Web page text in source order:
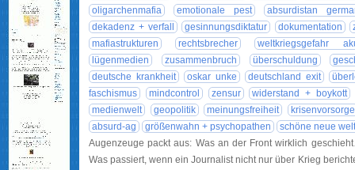
oligarchenmafia
emotionale pest
absurdistan
dekadenz + verfall
gesinnungsdiktatur dokumentation
mafiastrukturen
rechtsbrecher
weltkriegsgefahr
lügenmedien
zusammenbruch überschuldung
deutsche krankheit
oskar unke deutschland exit
faschismus
mindcontrol zensur
widerstand + boykott
medienwelt
geopolitik meinungsfreiheit
krisenvorsorge
absurd-ag
größenwahn + psychopathen
schöne neue welt
Augenzeuge packt aus: Was an der Front wirklich
Was passiert, wenn ein Journalist nicht nur über Krieg